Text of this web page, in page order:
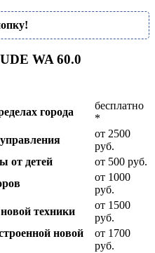
WA 60.0
города
бесплатно
*
от 2500
руб.
от детей
от 500 руб.
от 1000
руб.
техники
от 1500
руб.
новой
от 1700
руб.